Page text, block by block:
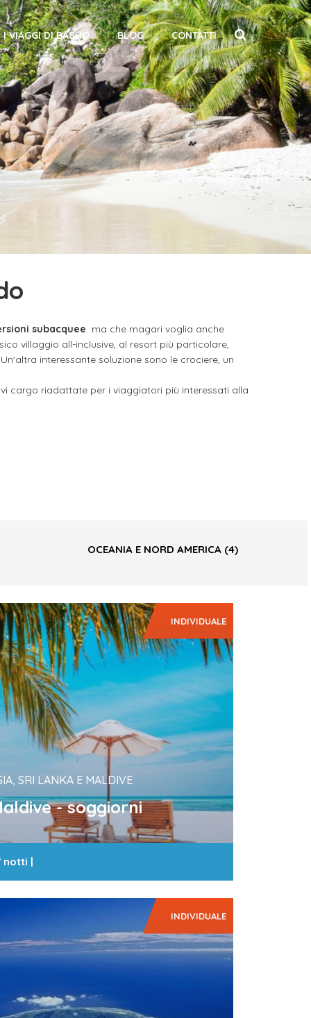
I VIAGGI DI BASHO BLOG CONTATTI
subacquee ma che magari voglia anche
villaggio all-inclusive, al resort più particolare,
interessante soluzione sono le crociere, un
cargo riadattate per i viaggiatori più interessati alla
OCEANIA E NORD AMERICA (4)
INDIVIDUALE
SRI LANKA E MALDIVE
- soggiorni
notti |
INDIVIDUALE